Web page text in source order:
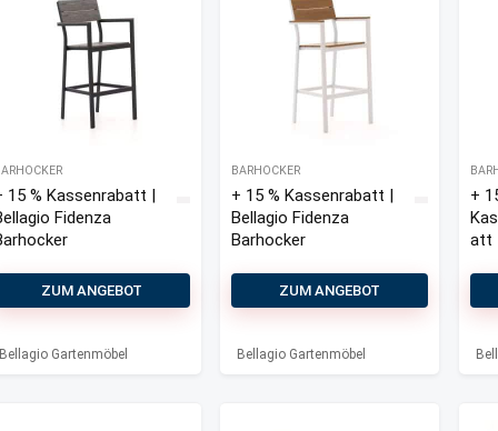
15 % Kassenrabatt |
Fidenza
ZUM ANGEBOT
Bellagio Gartenmöbel
BARHOCKER
+ 15 % Kassenrabatt |
Bellagio Fidenza
Barhocker
ZUM ANGEBOT
Bellagio Gartenmöbel
+
att